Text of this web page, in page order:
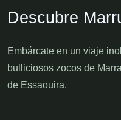
Descubre
Embárcate en un viaje
bulliciosos zocos de
de Essaouira.